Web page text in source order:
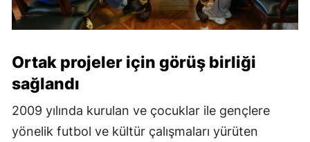
Ortak projeler için görüş birliği
sağlandı
2009 yılında kurulan ve çocuklar ile gençlere
yönelik futbol ve kültür çalışmaları yürüten